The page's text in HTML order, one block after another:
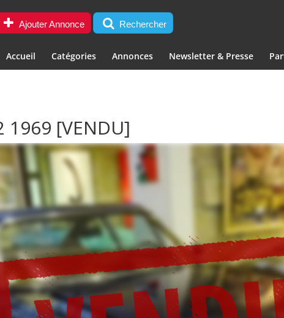
Ajouter Annonce Rechercher
Accueil Catégories Annonces Newsletter & Presse
1969 [VENDU]